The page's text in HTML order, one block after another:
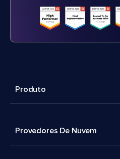
Produto
Provedores De Nuvem